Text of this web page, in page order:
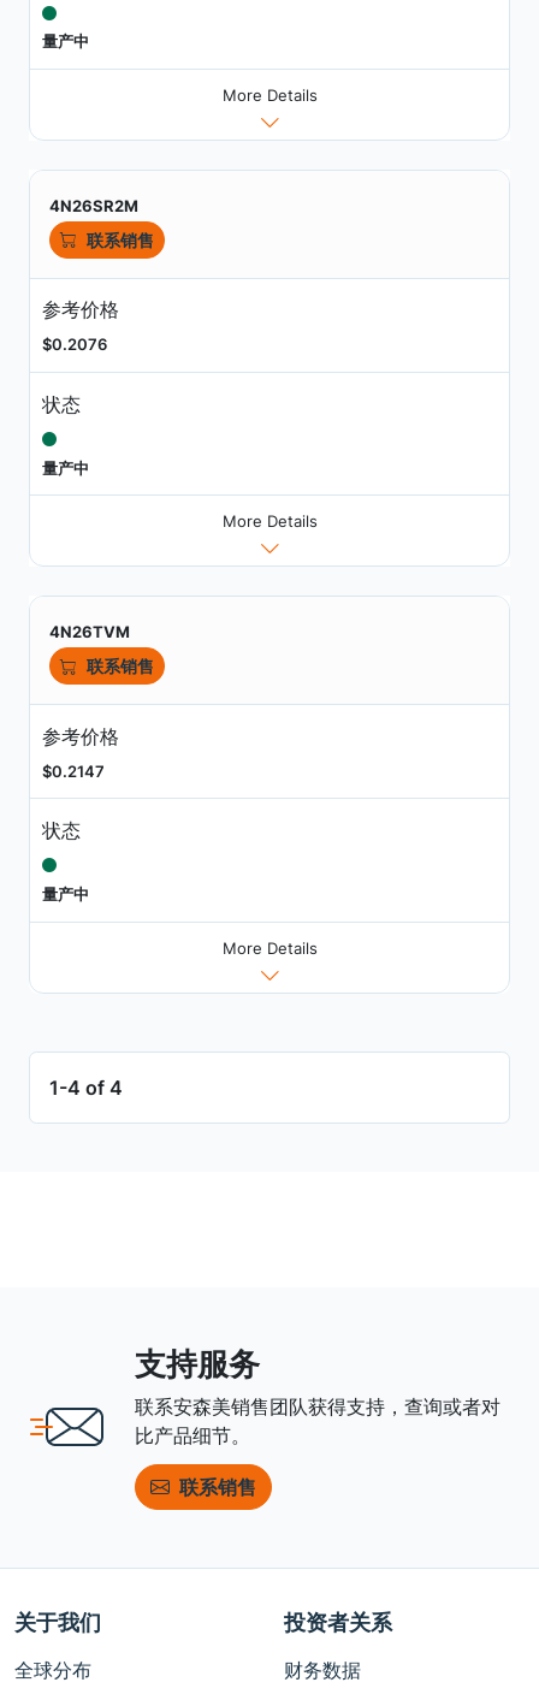
量产中
More Details
4N26SR2M
联系销售
参考价格
$0.2076
状态
量产中
More Details
4N26TVM
联系销售
参考价格
$0.2147
状态
量产中
More Details
1-4 of 4
支持服务
联系安森美销售团队获得支持，查询或者对
比产品细节。
联系销售
关于我们
全球分布
投资者关系
财务数据